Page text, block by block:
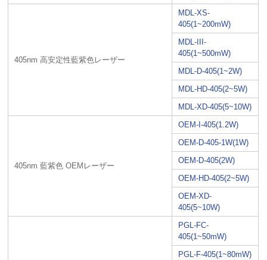
405nm 高安定性藍紫色レーザー
MDL-XS-
405(1~200mW)
MDL-III-
405(1~500mW)
MDL-D-405(1~2W)
MDL-HD-405(2~5W)
MDL-XD-405(5~10W)
405nm 藍紫色 OEMレーザー
OEM-I-405(1.2W)
OEM-D-405-1W(1W)
OEM-D-405(2W)
OEM-HD-405(2~5W)
OEM-XD-
405(5~10W)
PGL-FC-
405(1~50mW)
PGL-F-405(1~80mW)